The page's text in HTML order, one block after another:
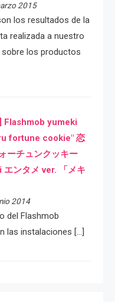
2015
los resultados de la
realizada a nuestro
sobre los productos
Flashmob yumeki
fortune cookie" 恋
ーチュンクッキー
エンタメ ver. 「メキ
2014
del Flashmob
las instalaciones […]